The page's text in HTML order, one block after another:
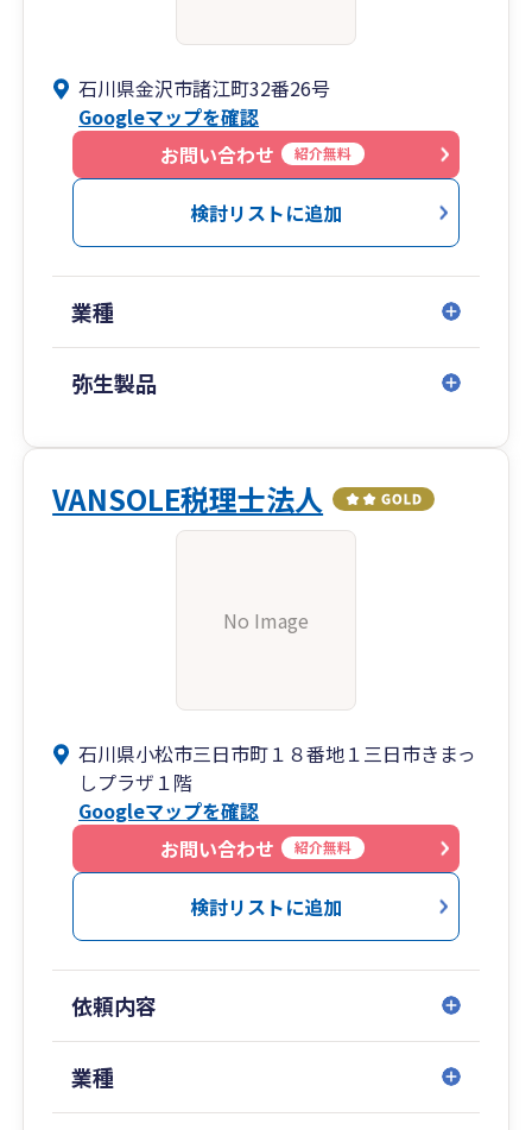
石川県金沢市諸江町32番26号
Googleマップを確認
お問い合わせ
紹介無料
検討リストに追加
業種
弥生製品
VANSOLE税理士法人
No Image
石川県小松市三日市町１８番地１三日市きまっ
しプラザ１階
Googleマップを確認
お問い合わせ
紹介無料
検討リストに追加
依頼内容
業種